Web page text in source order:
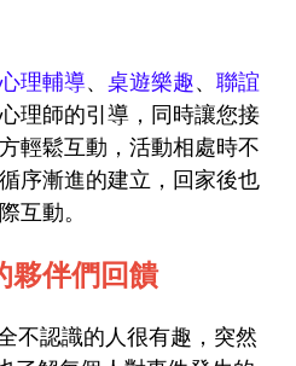
心理輔導、桌遊樂趣、聯誼
理師的引導，同時讓您接
輕鬆互動，活動相處時不
序漸進的建立，回家後也
互動。
夥伴們回饋
不認識的人很有趣，突然